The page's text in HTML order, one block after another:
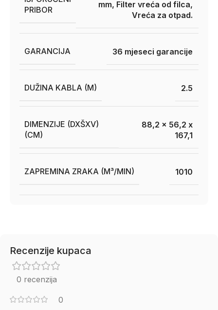
PRIBOR
mm, Filter vreća od filca,
Vreća za otpad.
GARANCIJA 36 mjeseci garancije
DUŽINA KABLA (M) 2.5
DIMENZIJE (DXŠXV)
(CM)
88,2 x 56,2 x
167,1
ZAPREMINA ZRAKA (M³/MIN) 1010
Recenzije kupaca
0 recenzija
0